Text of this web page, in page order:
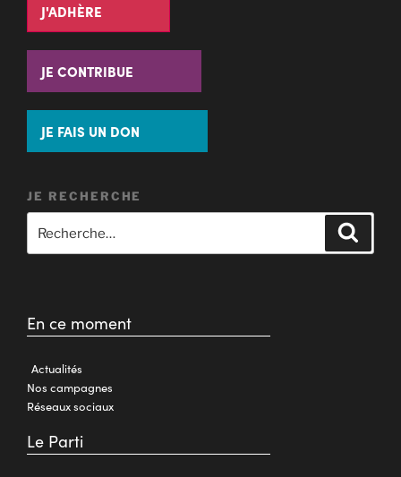
J'ADHÈRE
JE CONTRIBUE
JE FAIS UN DON
JE RECHERCHE
En ce moment
Actualités
Nos campagnes
Réseaux sociaux
Le Parti